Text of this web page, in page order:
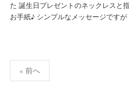
た 誕生日プレゼントのネックレスと
お手紙♪ シンプルなメッセージですが
稿
« 前へ